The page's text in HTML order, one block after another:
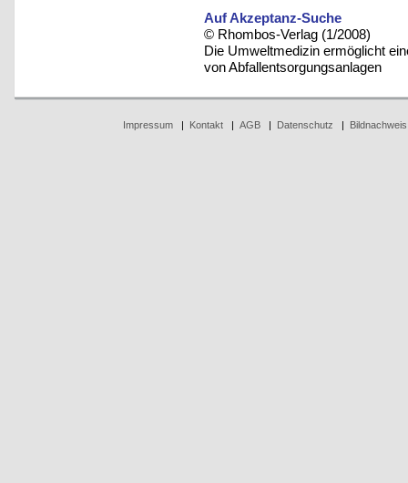
Auf Akzeptanz-Suche
© Rhombos-Verlag (1/2008)
Die Umweltmedizin ermöglicht
von Abfallentsorgungsanlagen
Impressum| Kontakt| AGB| Datenschutz Bildnachweis